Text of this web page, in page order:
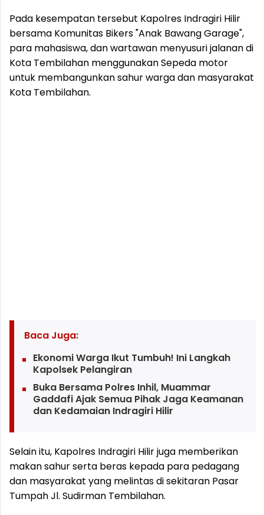
Pada kesempatan tersebut Kapolres Indragiri Hilir
bersama Komunitas Bikers "Anak Bawang Garage",
para mahasiswa, dan wartawan menyusuri jalanan di
Kota Tembilahan menggunakan Sepeda motor
untuk membangunkan sahur warga dan masyarakat
Kota Tembilahan.
Baca Juga:
Ekonomi Warga Ikut Tumbuh! Ini Langkah
Kapolsek Pelangiran
Buka Bersama Polres Inhil, Muammar
Gaddafi Ajak Semua Pihak Jaga Keamanan
dan Kedamaian Indragiri Hilir
Selain itu, Kapolres Indragiri Hilir juga memberikan
makan sahur serta beras kepada para pedagang
dan masyarakat yang melintas di sekitaran Pasar
Tumpah Jl. Sudirman Tembilahan.